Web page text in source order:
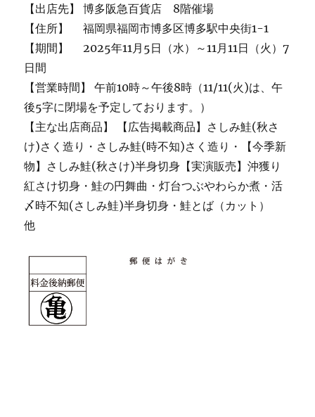
【出店先】 博多阪急百貨店 8階催場
【住所】 福岡県福岡市博多区博多駅中央街1-1
【期間】 2025年11月5日（水）～11月11日（火）7
日間
【営業時間】 午前10時～午後8時（11/11(火)は、午
後5字に閉場を予定しております。）
【主な出店商品】 【広告掲載商品】さしみ鮭(秋さ
け)さく造り・さしみ鮭(時不知)さく造り・【今季新
物】さしみ鮭(秋さけ)半身切身【実演販売】沖獲り
紅さけ切身・鮭の円舞曲・灯台つぶやわらか煮・活
〆時不知(さしみ鮭)半身切身・鮭とば（カット）
他